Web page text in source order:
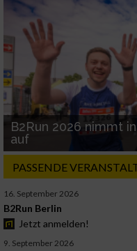
B2Run 2026 nimmt
auf
PASSENDE
16. September 2026
B2Run Berlin
Jetzt anmelden!
9. September 2026